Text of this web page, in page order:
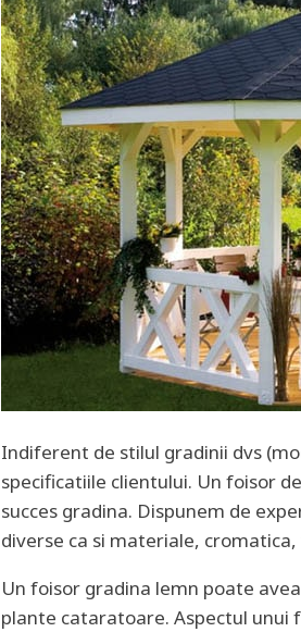
Indiferent de stilul gradinii dvs
specificatiile clientului. Un foisor
succes gradina. Dispunem de
diverse ca si materiale,
Un foisor gradina lemn poate
plante cataratoare. Aspectul unui